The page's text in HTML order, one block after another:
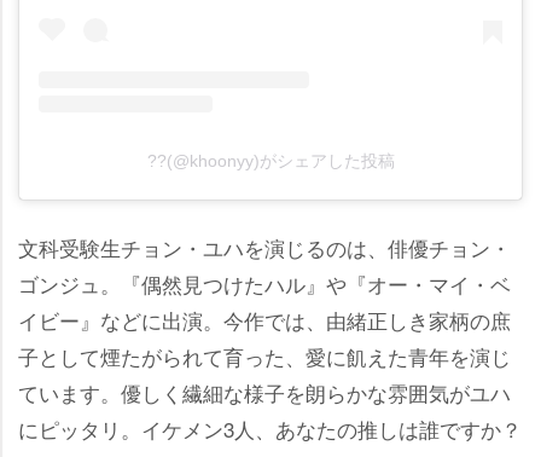
??(@khoonyy)がシェアした投稿
文科受験生チョン・ユハを演じるのは、俳優チョン・
ゴンジュ。『偶然見つけたハル』や『オー・マイ・ベ
イビー』などに出演。今作では、由緒正しき家柄の庶
子として煙たがられて育った、愛に飢えた青年を演じ
ています。優しく繊細な様子を朗らかな雰囲気がユハ
にピッタリ。イケメン3人、あなたの推しは誰ですか？